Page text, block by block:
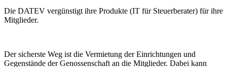
Die DATEV vergünstigt ihre Produkte (IT für Steuerberater) für ihre
Mitglieder.
Der sicherste Weg ist die Vermietung der Einrichtungen und
Gegenstände der Genossenschaft an die Mitglieder. Dabei kann